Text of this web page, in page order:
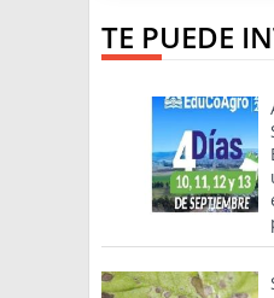
TE PUEDE